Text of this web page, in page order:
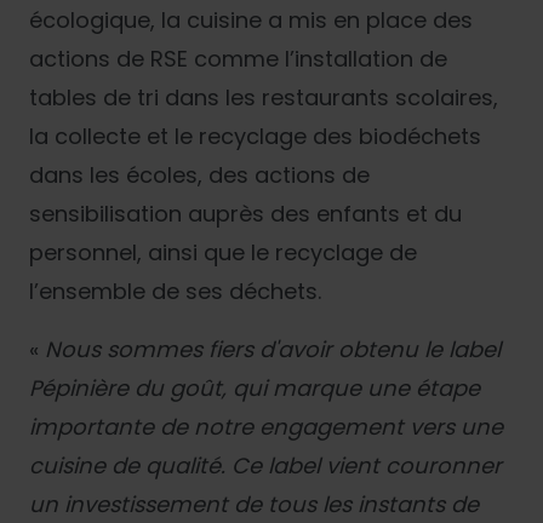
écologique, la cuisine a mis en place des
actions de RSE comme l’installation de
tables de tri dans les restaurants scolaires,
la collecte et le recyclage des biodéchets
dans les écoles, des actions de
sensibilisation auprès des enfants et du
personnel, ainsi que le recyclage de
l’ensemble de ses déchets.
« Nous sommes fiers d'avoir obtenu le label
Pépinière du goût, qui marque une étape
importante de notre engagement vers une
cuisine de qualité. Ce label vient couronner
un investissement de tous les instants de